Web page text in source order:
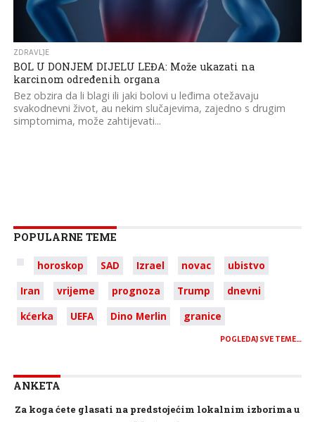
ZDRAVLJE
BOL U DONJEM DIJELU LEĐA: Može ukazati na
karcinom određenih organa
Bez obzira da li blagi ili jaki bolovi u leđima otežavaju
svakodnevni život, au nekim slučajevima, zajedno s drugim
simptomima, može zahtijevati...
POPULARNE TEME
horoskop SAD Izrael novac
ubistvo
Iran
vrijeme prognoza Trump
dnevni
kćerka
UEFA Dino Merlin granice
POGLEDAJ SVE TEME…
ANKETA
Za koga ćete glasati na predstojećim lokalnim izborima u